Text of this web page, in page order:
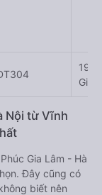
197
Gia
Nội từ Vĩnh
Gia Lâm - Hà
Đây cũng có
biết nên